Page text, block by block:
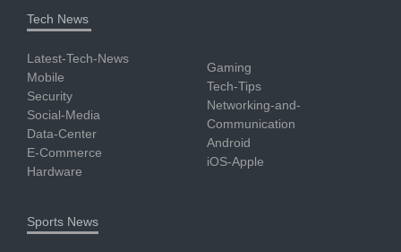
Tech News
Latest-Tech-News
Mobile
Security
Social-Media
Data-Center
E-Commerce
Hardware
Gaming
Tech-Tips
Networking-and-
Communication
Android
iOS-Apple
Sports News